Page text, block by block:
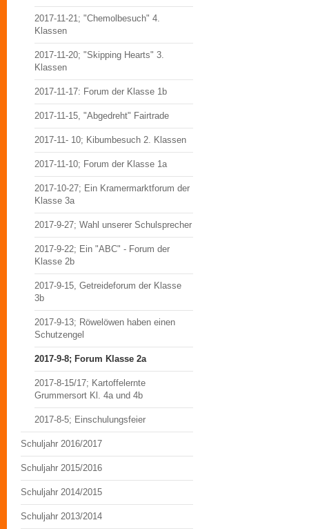
2017-11-21; "Chemolbesuch" 4.
Klassen
2017-11-20; "Skipping Hearts" 3.
Klassen
2017-11-17: Forum der Klasse 1b
2017-11-15, "Abgedreht" Fairtrade
2017-11- 10; Kibumbesuch 2. Klassen
2017-11-10; Forum der Klasse 1a
2017-10-27; Ein Kramermarktforum der
Klasse 3a
2017-9-27; Wahl unserer Schulsprecher
2017-9-22; Ein "ABC" - Forum der
Klasse 2b
2017-9-15, Getreideforum der Klasse
3b
2017-9-13; Röwelöwen haben einen
Schutzengel
2017-9-8; Forum Klasse 2a
2017-8-15/17; Kartoffelernte
Grummersort Kl. 4a und 4b
2017-8-5; Einschulungsfeier
Schuljahr 2016/2017
Schuljahr 2015/2016
Schuljahr 2014/2015
Schuljahr 2013/2014